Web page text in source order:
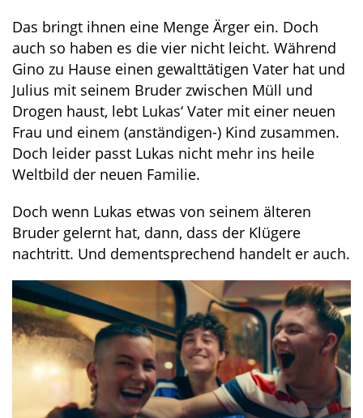
Das bringt ihnen eine Menge Ärger ein. Doch
auch so haben es die vier nicht leicht. Während
Gino zu Hause einen gewalttätigen Vater hat und
Julius mit seinem Bruder zwischen Müll und
Drogen haust, lebt Lukas‘ Vater mit einer neuen
Frau und einem (anständigen-) Kind zusammen.
Doch leider passt Lukas nicht mehr ins heile
Weltbild der neuen Familie.
Doch wenn Lukas etwas von seinem älteren
Bruder gelernt hat, dann, dass der Klügere
nachtritt. Und dementsprechend handelt er auch.